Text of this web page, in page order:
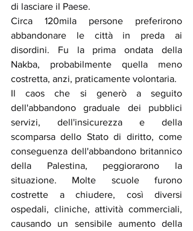
di lasciare il Paese.
Circa 120mila persone preferirono
abbandonare le città in preda ai
disordini. Fu la prima ondata della
Nakba, probabilmente quella meno
costretta, anzi, praticamente volontaria.
Il caos che si generò a seguito
dell'abbandono graduale dei pubblici
servizi, dell'insicurezza e della
scomparsa dello Stato di diritto, come
conseguenza dell'abbandono britannico
della Palestina, peggiorarono la
situazione. Molte scuole furono
costrette a chiudere, così diversi
ospedali, cliniche, attività commerciali,
causando un sensibile aumento della